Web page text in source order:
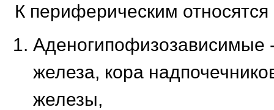
К периферическим
Аденогипофизозависимые
железа, кора
железы,